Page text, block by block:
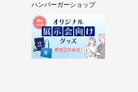
ハンバーガーショップ